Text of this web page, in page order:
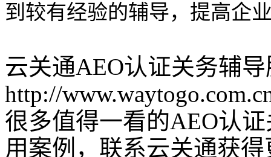
到较有经验的辅导，提高企
云关通AEO认证关务辅
http://
很多值得一看的AEO认
用案例，联系云关通获